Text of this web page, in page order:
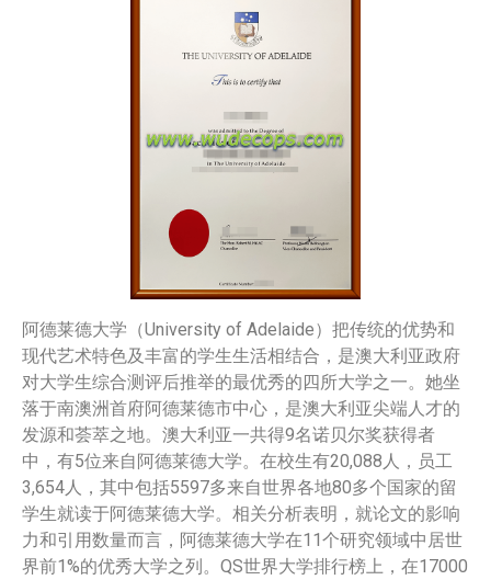
阿德莱德大学（University of Adelaide）把传统的优势和
现代艺术特色及丰富的学生生活相结合，是澳大利亚政府
对大学生综合测评后推举的最优秀的四所大学之一。她坐
落于南澳洲首府阿德莱德市中心，是澳大利亚尖端人才的
发源和荟萃之地。澳大利亚一共得9名诺贝尔奖获得者
中，有5位来自阿德莱德大学。在校生有20,088人，员工
3,654人，其中包括5597多来自世界各地80多个国家的留
学生就读于阿德莱德大学。相关分析表明，就论文的影响
力和引用数量而言，阿德莱德大学在11个研究领域中居世
界前1%的优秀大学之列。QS世界大学排行榜上，在17000